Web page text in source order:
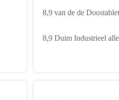
8,9 van de de
8,9 Duim Industrieel